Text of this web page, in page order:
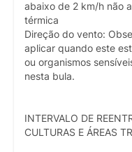
abaixo de 2 km/h não
térmica
Direção do vento:
aplicar quando este
ou organismos
nesta bula.
INTERVALO DE
CULTURAS E ÁREAS